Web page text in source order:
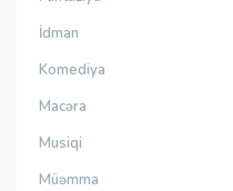
İdman
Komediya
Macəra
Musiqi
Müəmma